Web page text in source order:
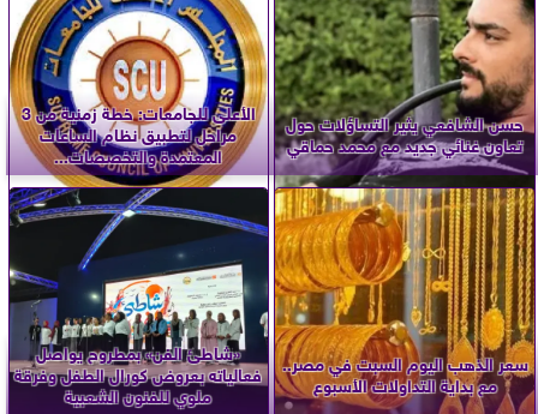
حسن الشافعي يثير التساؤلات حول
تعاون غنائي جديد مع محمد حماقي
الأعلى للجامعات: خطة زمنية من 3
مراحل لتطبيق نظام الساعات
المعتمدة والتخصصات...
سعر الذهب اليوم السبت في مصر..
مع بداية التداولات الأسبوع
«شاطئ الفن» بمطروح يواصل
فعالياته بعروض كورال الطفل وفرقة
ملوي للفنون الشعبية